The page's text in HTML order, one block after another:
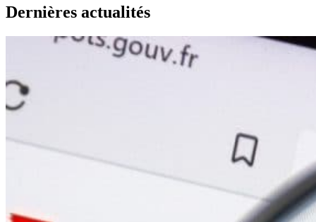
Dernières actualités